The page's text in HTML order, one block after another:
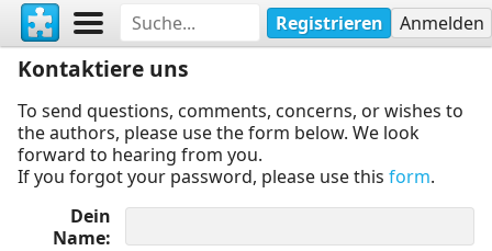
Registrieren Anmelden
Kontaktiere uns
To send questions, comments, concerns, or wishes to
the authors, please use the form below. We look
forward to hearing from you.
If you forgot your password, please use this form.
Dein
Name